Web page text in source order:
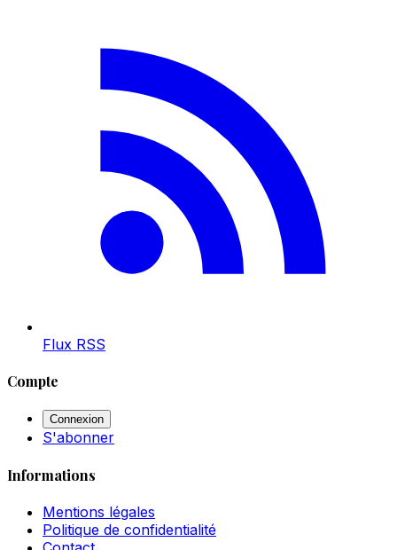
Flux RSS
Compte
Connexion
S'abonner
Informations
Mentions légales
Politique de confidentialité